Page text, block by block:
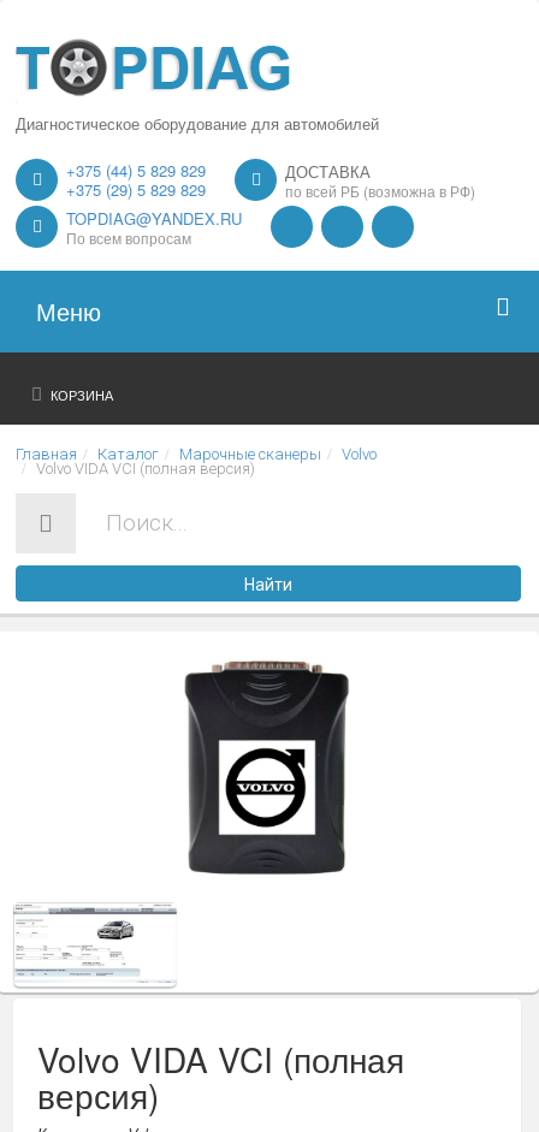
Диагностическое оборудование для автомобилей
+375 (44) 5 829 829
+375 (29) 5 829 829
ДОСТАВКА
по всей РБ (возможна в РФ)
TOPDIAG@YANDEX.RU
По всем вопросам
Меню
Главная
О нас
Оплата
КОРЗИНА
Главная Каталог Марочные сканеры
Volvo
Volvo VIDA VCI (полная версия)
Найти
Volvo VIDA VCI (полная
версия)